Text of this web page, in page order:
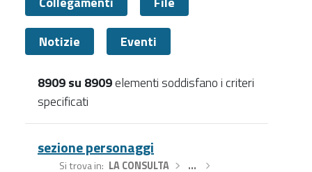
Notizie Eventi
8909 su 8909elementi soddisfano i criteri
specificati
sezione personaggi
Si trova in LA CONSULTA› …